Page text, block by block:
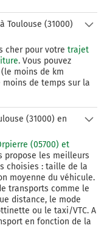
Toulouse (31000)
cher pour votre trajet
. Vous pouvez
moins de km
de temps sur la
(31000) en
(05700) et
propose les meilleurs
choisies : taille de la
moyenne du véhicule.
transports comme le
distance, le mode
ou le taxi/VTC. A
en fonction de la